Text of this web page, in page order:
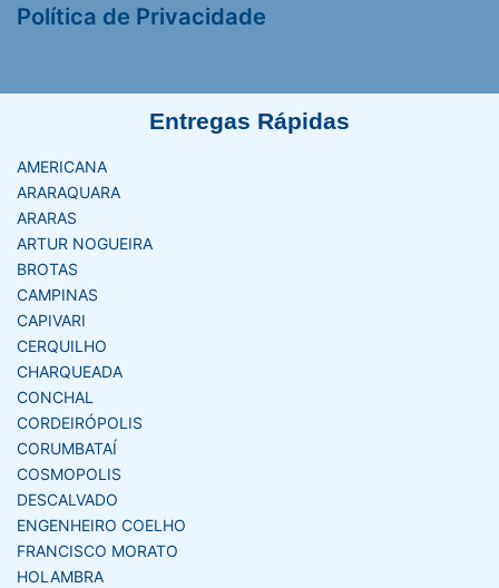
Política de Privacidade
Entregas Rápidas
AMERICANA
ARARAQUARA
ARARAS
ARTUR NOGUEIRA
BROTAS
CAMPINAS
CAPIVARI
CERQUILHO
CHARQUEADA
CONCHAL
CORDEIRÓPOLIS
CORUMBATAÍ
COSMOPOLIS
DESCALVADO
ENGENHEIRO COELHO
FRANCISCO MORATO
HOLAMBRA